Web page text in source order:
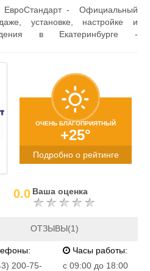
ЕвроСтандарт - Официальный
установке, настройке и
в Екатеринбурге -
ОЧЕНЬ БЛАГОПРИЯТНЫЙ
+25°
Подробно о рейтинге
0.0 Ваша оценка
ОТЗЫВЫ(1)
200-75-
Часы работы:
c 09:00 до 18:00